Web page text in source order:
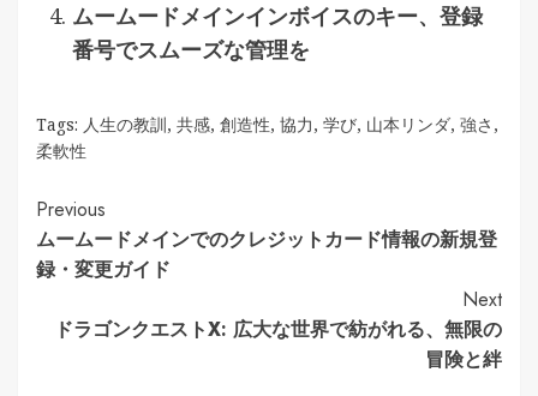
ムームードメインインボイスのキー、登録
番号でスムーズな管理を
Tags: 人生の教訓, 共感, 創造性, 協力, 学び, 山本リンダ, 強さ ,
柔軟性
Continue
Reading
Previous
ムームードメインでのクレジットカード情報の新規登
録・変更ガイド
Next
ドラゴンクエストX: 広大な世界で紡がれる、無限の
冒険と絆